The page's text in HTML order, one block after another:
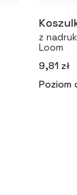
z
Loom
9,81 zł
Poziom